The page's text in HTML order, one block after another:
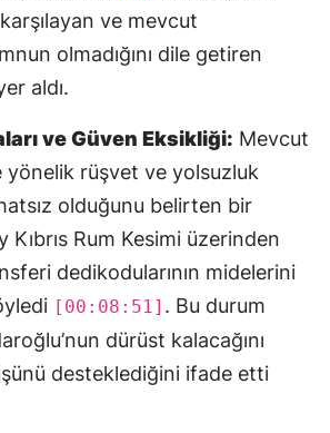
ve mevcut
olmadığını dile getiren
aldı.
ve Güven Eksikliği: Mevcut
yönelik rüşvet ve yolsuzluk
olduğunu belirten bir
Kıbrıs Rum Kesimi üzerinden
dedikodularının midelerini
[00:08:51] . Bu durum
dürüst kalacağını
desteklediğini ifade etti